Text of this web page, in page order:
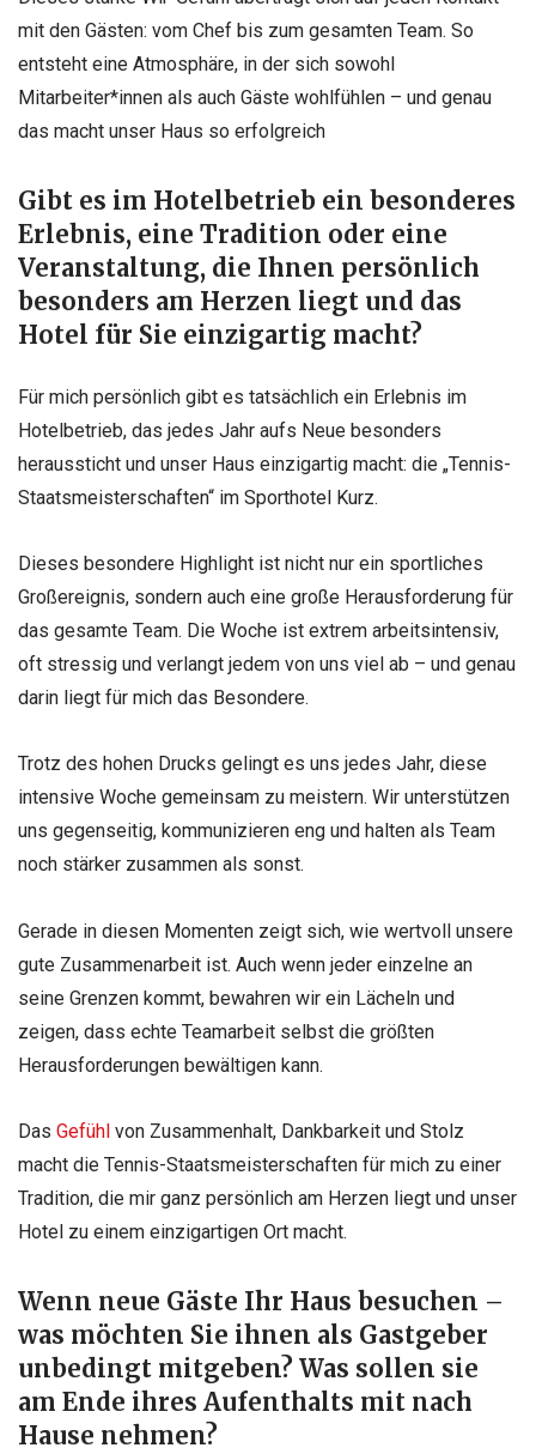
mit den Gästen: vom Chef bis zum gesamten Team. So
entsteht eine Atmosphäre, in der sich sowohl
Mitarbeiter*innen als auch Gäste wohlfühlen – und genau
das macht unser Haus so erfolgreich
Gibt es im Hotelbetrieb ein besonderes
Erlebnis, eine Tradition oder eine
Veranstaltung, die Ihnen persönlich
besonders am Herzen liegt und das
Hotel für Sie einzigartig macht?
Für mich persönlich gibt es tatsächlich ein Erlebnis im
Hotelbetrieb, das jedes Jahr aufs Neue besonders
heraussticht und unser Haus einzigartig macht: die „Tennis-
Staatsmeisterschaften“ im Sporthotel Kurz.
Dieses besondere Highlight ist nicht nur ein sportliches
Großereignis, sondern auch eine große Herausforderung für
das gesamte Team. Die Woche ist extrem arbeitsintensiv,
oft stressig und verlangt jedem von uns viel ab – und genau
darin liegt für mich das Besondere.
Trotz des hohen Drucks gelingt es uns jedes Jahr, diese
intensive Woche gemeinsam zu meistern. Wir unterstützen
uns gegenseitig, kommunizieren eng und halten als Team
noch stärker zusammen als sonst.
Gerade in diesen Momenten zeigt sich, wie wertvoll unsere
gute Zusammenarbeit ist. Auch wenn jeder einzelne an
seine Grenzen kommt, bewahren wir ein Lächeln und
zeigen, dass echte Teamarbeit selbst die größten
Herausforderungen bewältigen kann.
Das Gefühl von Zusammenhalt, Dankbarkeit und Stolz
macht die Tennis-Staatsmeisterschaften für mich zu einer
Tradition, die mir ganz persönlich am Herzen liegt und unser
Hotel zu einem einzigartigen Ort macht.
Wenn neue Gäste Ihr Haus besuchen –
was möchten Sie ihnen als Gastgeber
unbedingt mitgeben? Was sollen sie
am Ende ihres Aufenthalts mit nach
Hause nehmen?